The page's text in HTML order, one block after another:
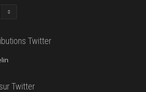
Twitter
Twitter